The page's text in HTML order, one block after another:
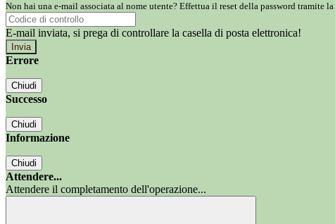
Non hai una e-mail associata al nome utente? Effettua il reset della password tramite la
E-mail inviata, si prega di controllare la casella di posta elettronica!
Errore
Chiudi
Successo
Chiudi
Informazione
Chiudi
Attendere...
Attendere il completamento dell'operazione...